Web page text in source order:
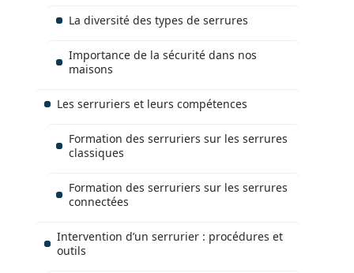
La diversité des types de serrures
Importance de la sécurité dans nos
maisons
Les serruriers et leurs compétences
Formation des serruriers sur les serrures
classiques
Formation des serruriers sur les serrures
connectées
Intervention d’un serrurier : procédures et
outils